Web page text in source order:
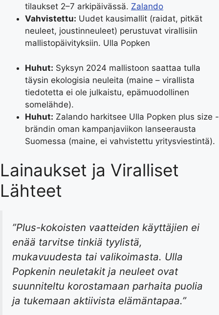
tilaukset 2–7 arkipäivässä. Zalando
Vahvistettu: Uudet kausimallit (raidat, pitkät
neuleet, joustinneuleet) perustuvat virallisiin
mallistopäivityksiin. Ulla Popken
Huhut: Syksyn 2024 mallistoon saattaa tulla
täysin ekologisia neuleita (maine – virallista
tiedotetta ei ole julkaistu, epämuodollinen
somelähde).
Huhut: Zalando harkitsee Ulla Popken plus size -
brändin oman kampanjaviikon lanseerausta
Suomessa (maine, ei vahvistettu yritysviestintä).
Lainaukset ja Viralliset
Lähteet
”Plus-kokoisten vaatteiden käyttäjien ei
enää tarvitse tinkiä tyylistä,
mukavuudesta tai valikoimasta. Ulla
Popkenin neuletakit ja neuleet ovat
suunniteltu korostamaan parhaita puolia
ja tukemaan aktiivista elämäntapaa.”